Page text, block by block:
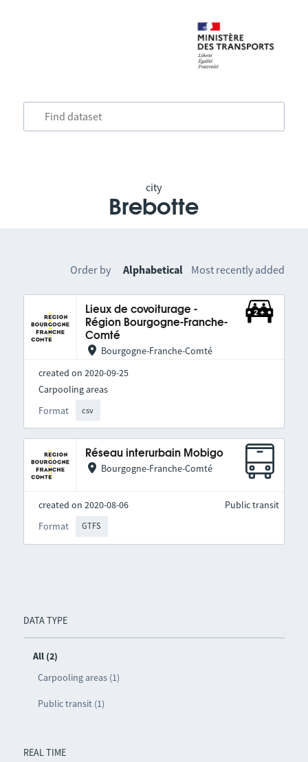
city
Brebotte
DATA TYPE
All (2)
Carpooling areas (1)
Public transit (1)
REAL TIME
Order by Alphabetical Most recently added
Lieux de covoiturage -
Région Bourgogne-Franche-
Comté
Bourgogne-Franche-Comté
created on 2020-09-25
Format csv
Carpooling areas
Réseau interurbain Mobigo
Bourgogne-Franche-Comté
created on 2020-08-06
Format
GTFS
Public transit